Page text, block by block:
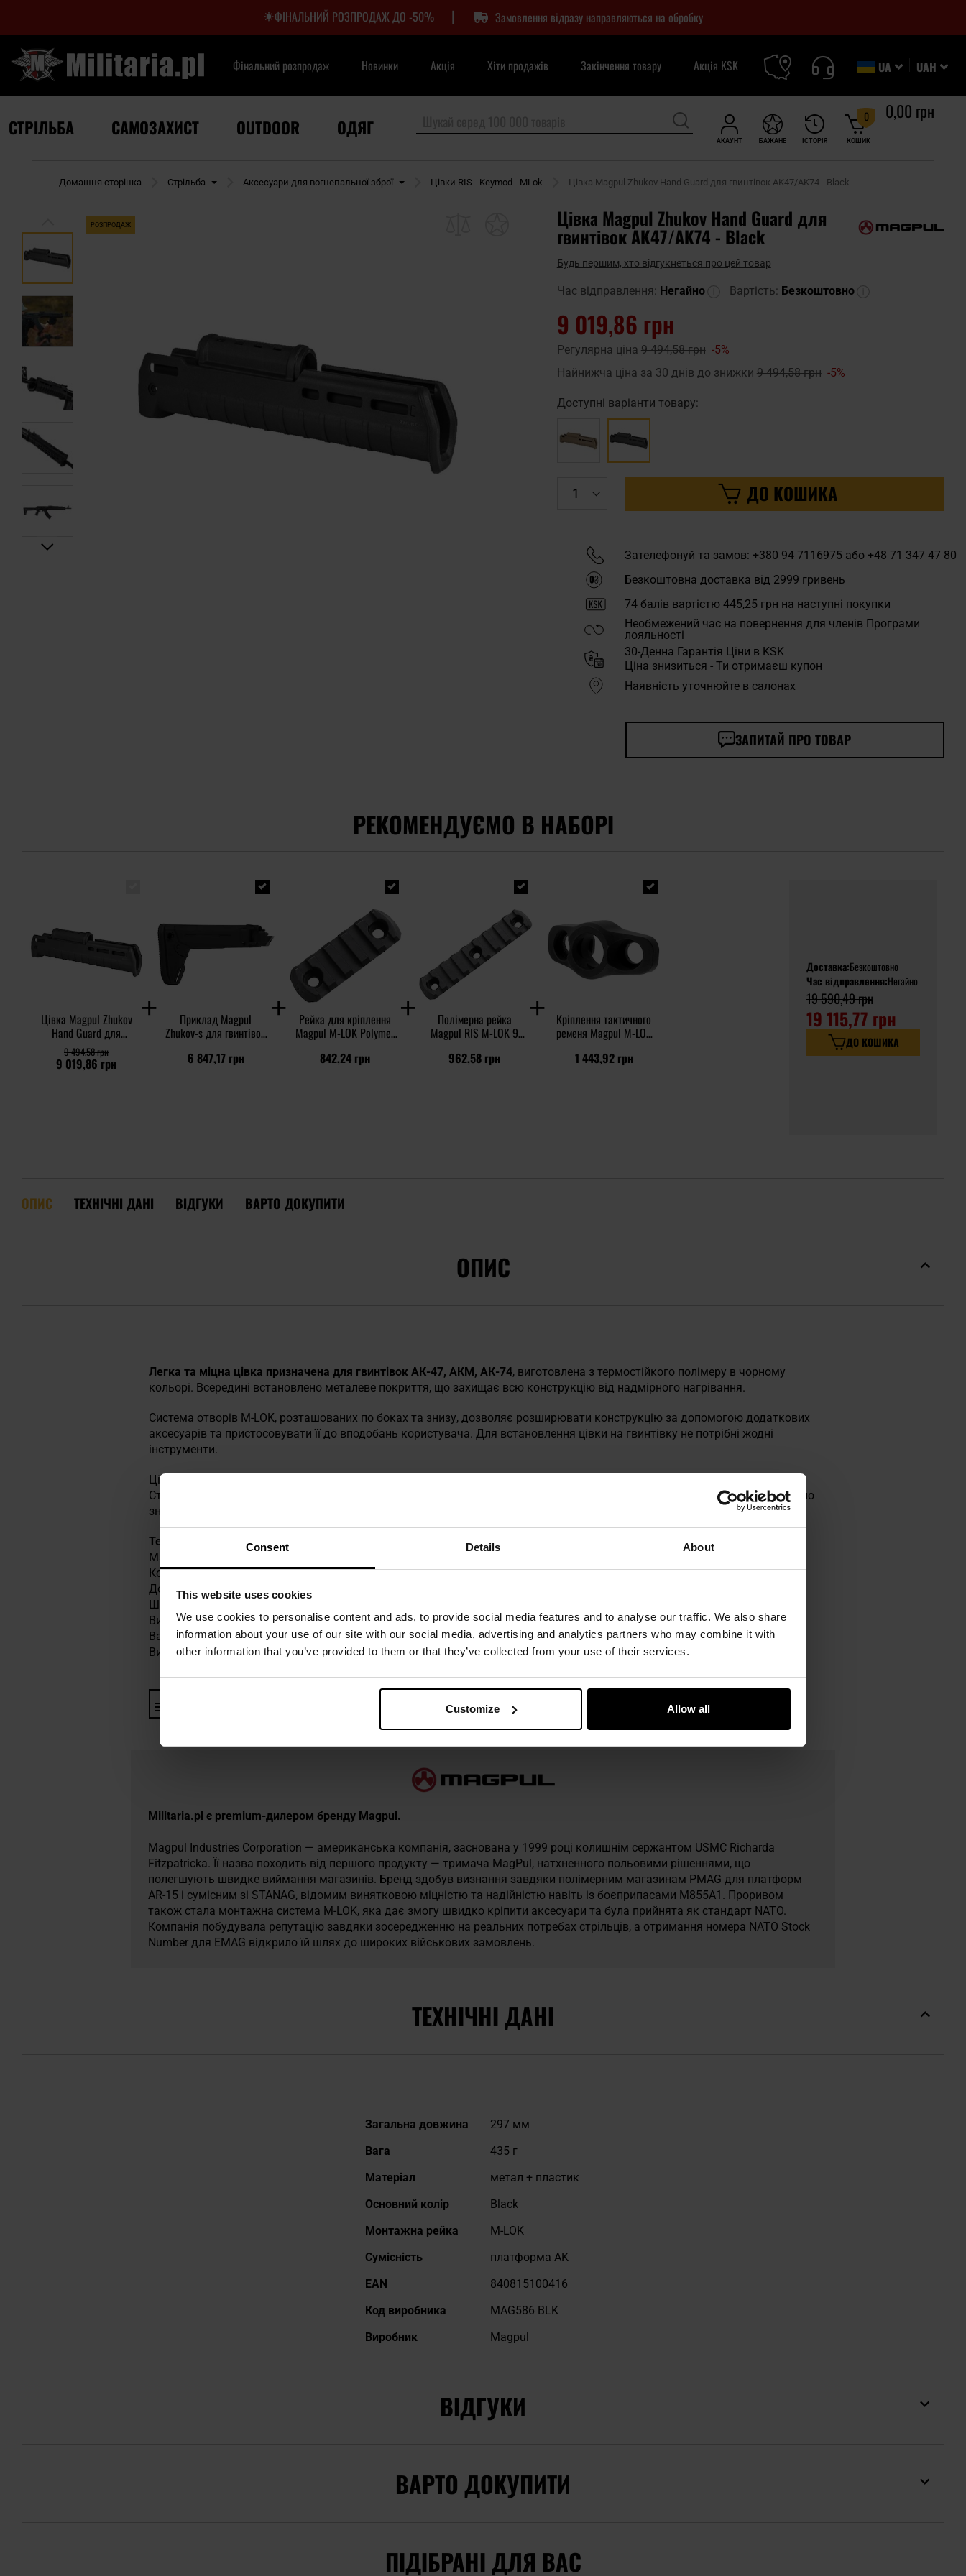
Consent Details About
This website uses cookies
We use cookies to personalise content and ads, to provide social media features and to analyse our traffic. We also share
information about your use of our site with our social media, advertising and analytics partners who may combine it with
other information that you’ve provided to them or that they’ve collected from your use of their services.
Customize Allow all
ФІНАЛЬНИЙ РОЗПРОДАЖ ДО -50% | Замовлення відразу направляються на обробку
UAH
UA
Фінальний розпродаж Новинки Акція Хіти продажів Закінчення товару Акція KSK
АКАУНТ ІСТОРІЯ
БАЖАНЕ КОШИК
0 0,00 грн
СТРІЛЬБА САМОЗАХИСТ OUTDOOR ОДЯГ
Домашня сторінка Стрільба Аксесуари для вогнепальної зброї Цівки RIS - Keymod - MLok Цівка Magpul Zhukov Hand Guard для гвинтівок AK47/AK74 - Black
РОЗПРОДАЖ Цівка Magpul Zhukov Hand Guard для
гвинтівок AK47/AK74 - Black
Будь першим, хто відгукнеться про цей товар
Час відправлення: Негайно Вартість: Безкоштовно
9 019,86 грн
Регулярна ціна 9 494,58 грн -5%
Найнижча ціна за 30 днів до знижки 9 494,58 грн -5%
Доступні варіанти товару:
ДО КОШИКА
Зателефонуй та замов: +380 94 7116975 або +48 71 347 47 80
Безкоштовна доставка від 2999 гривень
74балів вартістю 445,25 грн на наступні покупки
Необмежений час на повернення для членів Програми
лояльності
30-Денна Гарантія Ціни в KSK
Ціна знизиться - Ти отримаєш купон
Наявність уточнюйте в салонах
ЗАПИТАЙ ПРО ТОВАР
РЕКОМЕНДУЄМО В НАБОРІ
Цівка Magpul Zhukov
Hand Guard для
гвинтівок AK47/AK74 -
Black
9 019,86 грн
9 494,58 грн
Приклад Magpul
Zhukov-s для гвинтівок
6 847,17 грн
Рейка для кріплення
Magpul M-LOK Polymer
842,24 грн
Полімерна рейка
Magpul RIS M-LOK 9
962,58 грн
Кріплення тактичного
ременя Magpul M-LOK
1 443,92 грн
Доставка:Безкоштовно
Час відправлення:Негайно
19 590,49 грн
19 115,77 грн
ДО КОШИКА
ОПИС ТЕХНІЧНІ ДАНІ ВІДГУКИ ВАРТО ДОКУПИТИ
ОПИС
Легка та міцна цівка призначена для гвинтівок АК-47, АКМ, АК-74, виготовлена з термостійкого полімеру в чорному
кольорі. Всередині встановлено металеве покриття, що захищає всю конструкцію від надмірного нагрівання.
Система отворів M-LOK, розташованих по боках та знизу, дозволяє розширювати конструкцію за допомогою додаткових
аксесуарів та пристосовувати її до вподобань користувача. Для встановлення цівки на гвинтівку не потрібні жодні
інструменти.
Цівка не сумісна з гвинтівками югославського виробництва, типу RPK або виготовленими за допомогою фрезерування.
Ствол гвинтівки повинен мати довжину понад 13 дюймів і товщину між 16,75-18,25 мм. Для встановлення цівки необхідно
зняти заводську упорну пластину та вушко підвіски.
Технічні характеристики
Матеріал: полімер та метал
Колір: Black
Довжина: 297 мм
Ширина: 48 мм
Висота: 50 мм
Вага: 435 г
Виробник:Magpul, США
Militaria.pl є premium-дилером бренду Magpul.
Magpul Industries Corporation — американська компанія, заснована у 1999 році колишнім сержантом USMC Richarda
Fitzpatricka. Її назва походить від першого продукту — тримача MagPul, натхненного польовими рішеннями, що
полегшують швидке виймання магазинів. Бренд здобув визнання завдяки полімерним магазинам PMAG для платформ
AR-15 і сумісним зі STANAG, відомим винятковою міцністю та надійністю навіть із боєприпасами M855A1. Проривом
також стала монтажна система M-LOK, яка дає змогу швидко кріпити аксесуари та була прийнята як стандарт NATO.
Компанія побудувала репутацію завдяки зосередженню на реальних потребах стрільців, а отримання номера NATO Stock
Number для EMAG відкрило їй шлях до широких військових замовлень.
ТЕХНІЧНІ ДАНІ
Докладніше
Загальна довжина
297 мм
Вага
435 г
Матеріал
метал + пластик
Основний колір
Black
Монтажна рейка
M-LOK
Сумісність
платформа AK
EAN
840815100416
Код виробника
MAG586 BLK
Виробник
Magpul
ВІДГУКИ
ВАРТО ДОКУПИТИ
ПІДІБРАНІ ДЛЯ ВАС